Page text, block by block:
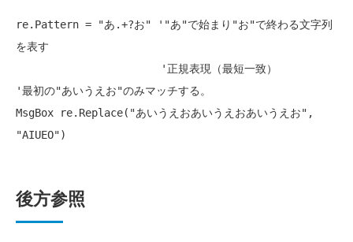
re.Pattern = "あ.+?お"
'"あ"で始まり"お"で終わる文字列
を表す
'正規表現（最短一致）
'最初の"あいうえお"のみマッチする。
MsgBox re.Replace( "あいうえおあいうえおあいうえお"
"AIUEO"
後方参照